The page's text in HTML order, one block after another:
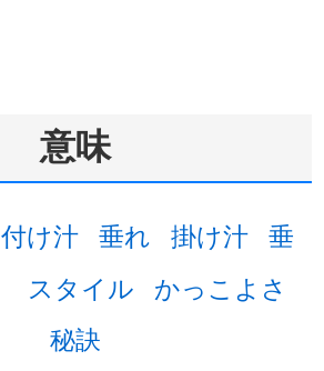
意味
付け汁 垂れ 掛け汁 垂
スタイル かっこよさ
秘訣